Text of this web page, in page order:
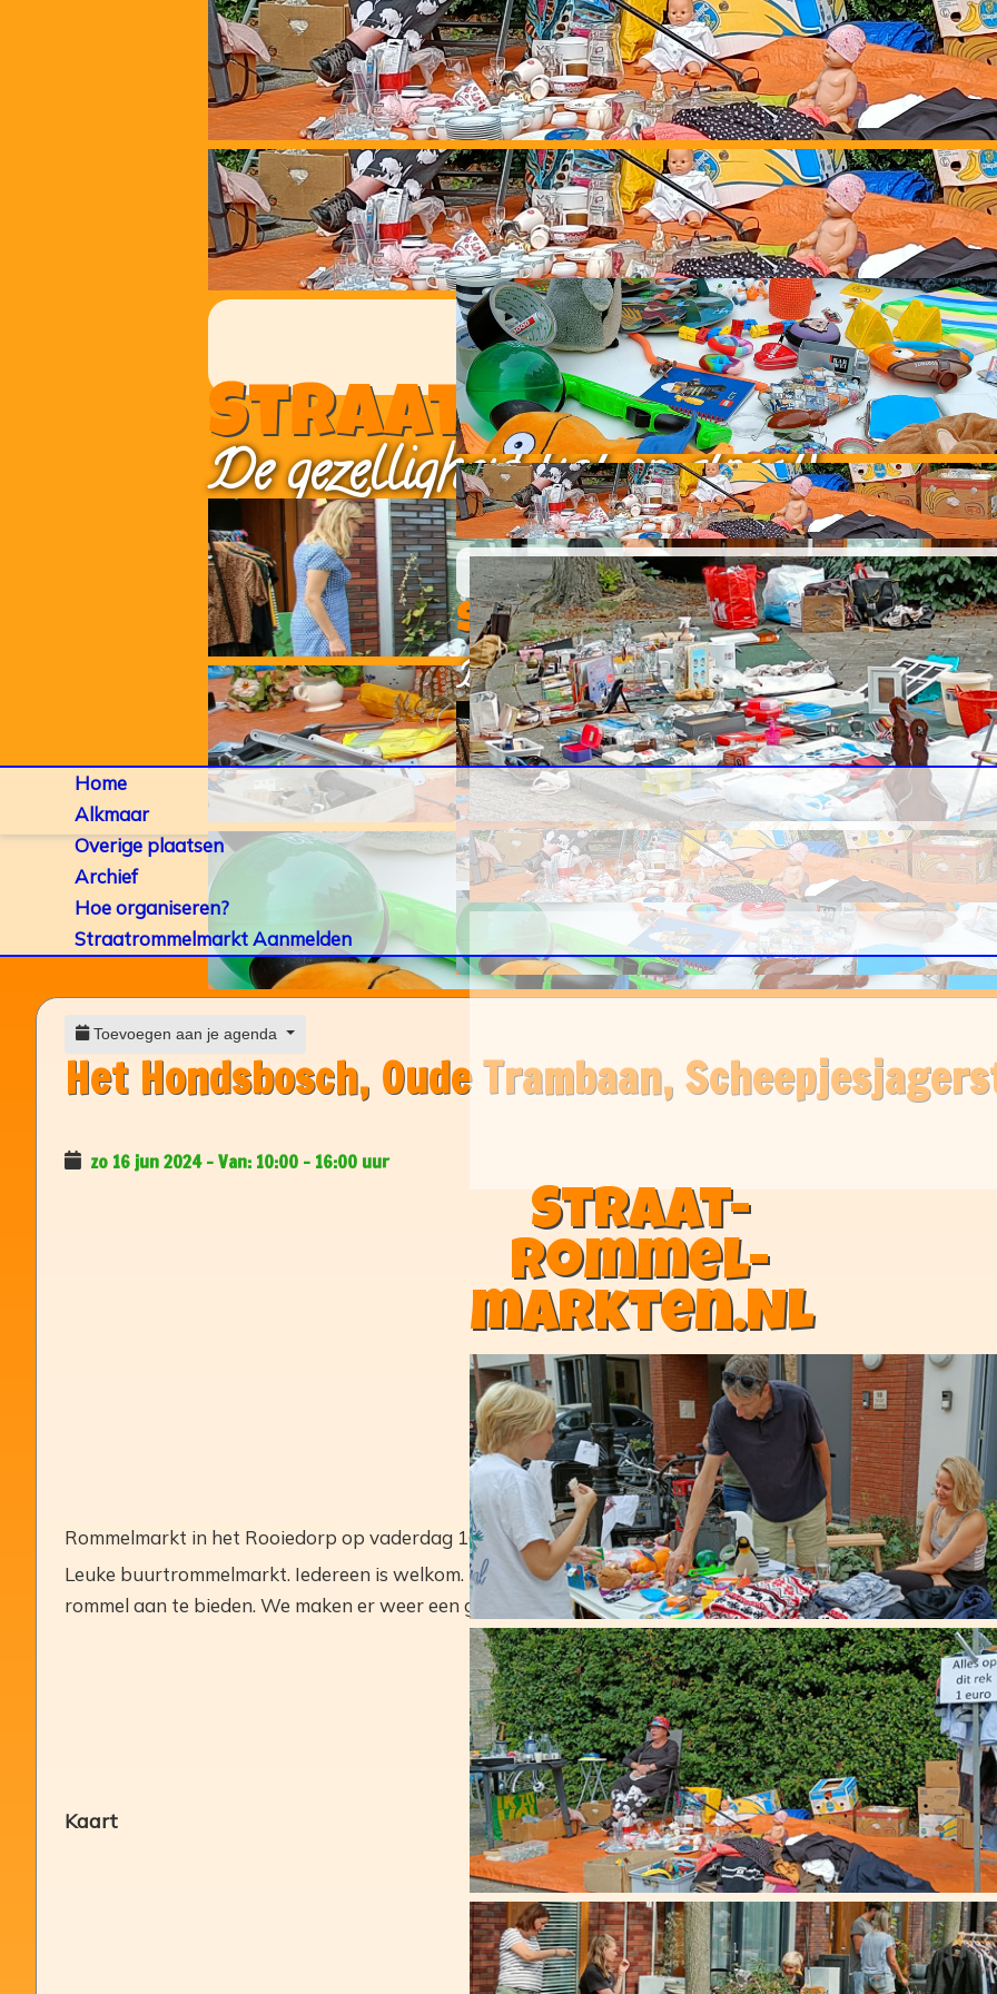
De gezelligheid ligt op straat!
De gezelligheid ligt op straat!
Straat-
rommel-
markten.NL
Home
Alkmaar
Overige plaatsen
Archief
Hoe organiseren?
Straatrommelmarkt Aanmelden
Toevoegen aan je agenda
Het Hondsbosch, Oude Trambaan,
zo 16 jun 2024 10:00 - 16:00
Rommelmarkt in het Rooiedorp op vaderdag 16 juni om 10:00 uur tot 16:00 uur
Leuke buurtrommelmarkt. Iedereen is welkom. Lekker voor de deur. Voor mensen die niet in de straten
rommel aan te bieden. We maken er weer een gezellige dag van.
Informatie
Adres
T hondsbosch Alkmaar
Kaart